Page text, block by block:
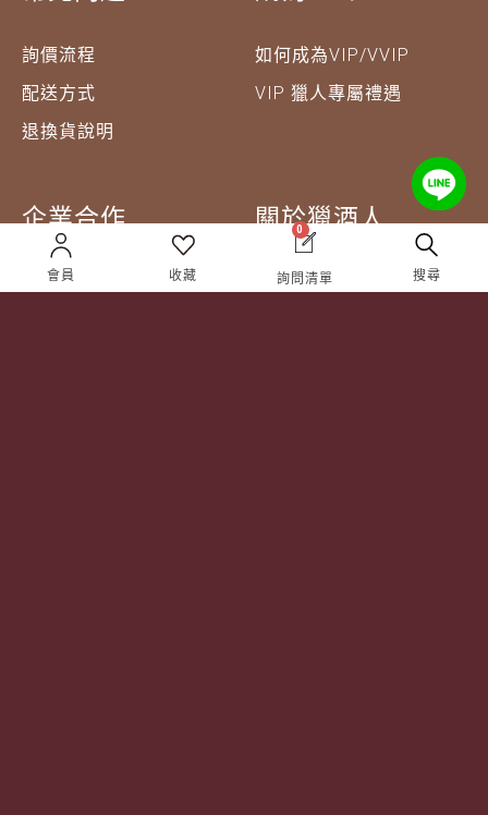
詢價流程
配送方式
退換貨說明
如何成為VIP/VVIP
VIP 獵人專屬禮遇
企業合作
企業合作
關於獵酒人
人才招募
會員 收藏
0
詢問清單 搜尋